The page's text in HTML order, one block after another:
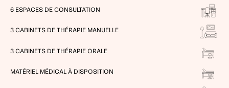
6 ESPACES DE CONSULTATION
3 CABINETS DE THÉRAPIE MANUELLE
3 CABINETS DE THÉRAPIE ORALE
MATÉRIEL MÉDICAL À DISPOSITION